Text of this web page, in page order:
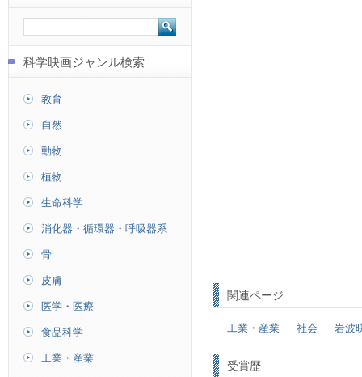
関連ページ
工業・産業 ｜ 社会 ｜ 岩波
受賞歴
科学映画ジャンル検索
教育
自然
動物
植物
生命科学
消化器・循環器・呼吸器系
骨
皮膚
医学・医療
食品科学
工業・産業